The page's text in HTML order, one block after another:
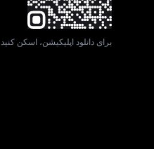
برای دانلود اپلیکیشن، اسکن کنید